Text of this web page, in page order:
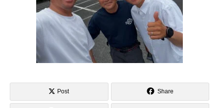
Post Share